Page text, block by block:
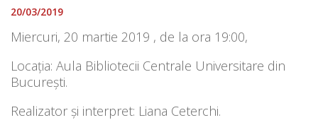
20/03/2019
Miercuri, 20 martie 2019 , de la ora 19:00,
Locația: Aula Bibliotecii Centrale Universitare din
București.
Realizator și interpret: Liana Ceterchi.